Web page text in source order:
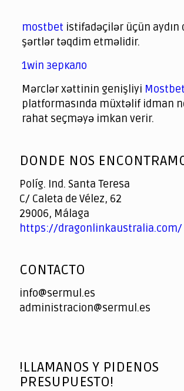
spintiger
Avabet
Spinrise
Crown Green
Crowngreen casino login
슈가 러쉬1000 슬롯
crazy time casino online
1xcasinozambia.com
codingworldnews.com
parimatch.kr
winorio
winorio casino
winorio
mostbet istifadəçilər üçün aydın
şərtlər təqdim etməlidir.
1win зеркало
Mərclər xəttinin genişliyi Mostbet
platformasında müxtəlif idman
rahat seçməyə imkan verir.
of
DONDE NOS
Políg. Ind. Santa Teresa
C/ Caleta de Vélez, 62
29006, Málaga
https://dragonlinkaustralia.com/
CONTACTO
info@sermul.es
administracion@sermul.es
!LLAMANOS Y PIDENOS
PRESUPUESTO!